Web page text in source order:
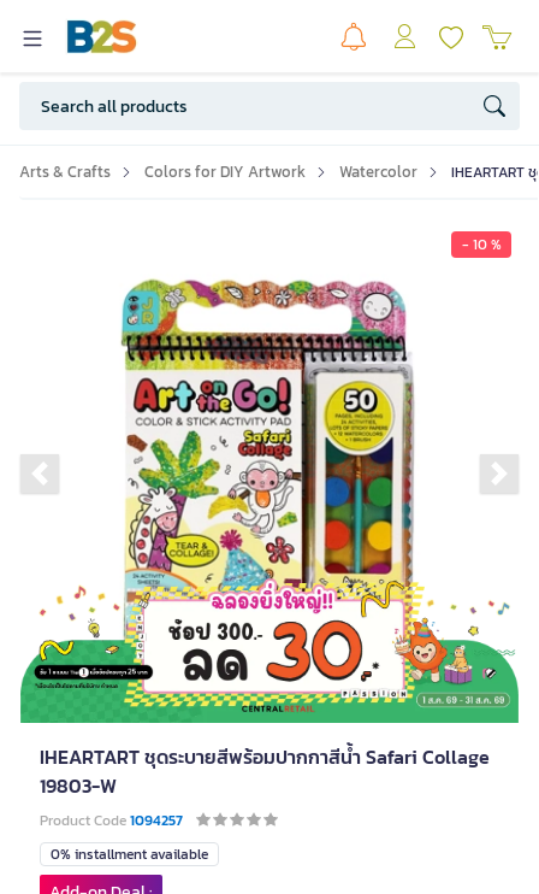
Arts & Crafts Colors for DIY Artwork Watercolor IHEARTART
- 10 %
Previous slide
IHEARTART ชุดระบายสีพร้อมปากกาสีน้ำ Safari Collage
19803-W
Product Code1094257
0% installment available